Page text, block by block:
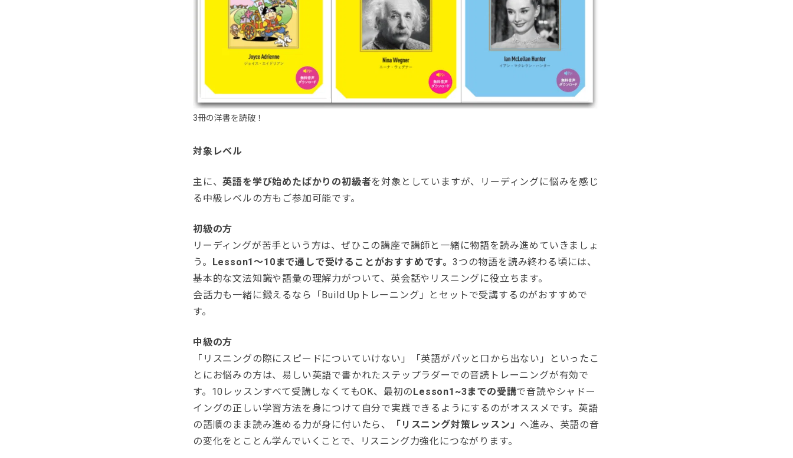
3冊の洋書を読破！
対象レベル
主に、英語を学び始めたばかりの初級者を対象としていますが、リーディングに悩みを感じ
る中級レベルの方もご参加可能です。
初級の方
リーディングが苦手という方は、ぜひこの講座で講師と一緒に物語を読み進めていきましょ
う。 Lesson1〜10まで通しで受けることがおすすめです。3つの物語を読み終わる頃には、
基本的な文法知識や語彙の理解力がついて、英会話やリスニングに役立ちます。
会話力も一緒に鍛えるなら「Build Upトレーニング」とセットで受講するのがおすすめで
す。
中級の方
「リスニングの際にスピードについていけない」「英語がパッと口から出ない」といったこ
とにお悩みの方は、易しい英語で書かれたステップラダーでの音読トレーニングが有効で
す。10レッスンすべて受講しなくてもOK、最初のLesson1~3までの受講で音読やシャドー
イングの正しい学習方法を身につけて自分で実践できるようにするのがオススメです。英語
の語順のまま読み進める力が身に付いたら、
「リスニング対策レッスン」 へ進み、英語の音
の変化をとことん学んでいくことで、リスニング力強化につながります。